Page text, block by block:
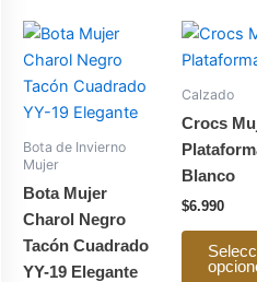
Bota de Invierno
Mujer
Bota Mujer
Charol Negro
Tacón Cuadrado
YY-19 Elegante
Este
producto
tiene
pueden
Calzado
Crocs
Blanco
$6.990